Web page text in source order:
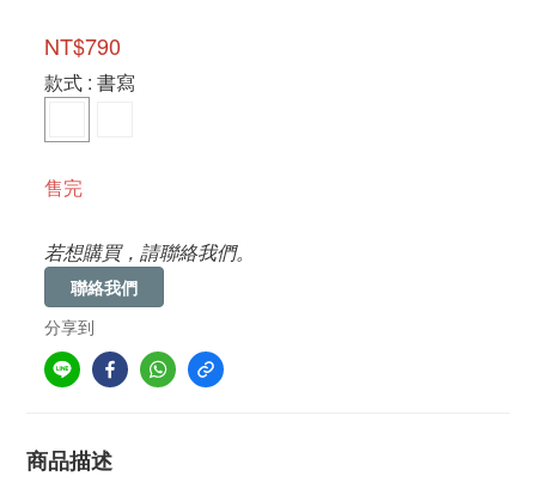
NT$790
款式 : 書寫
售完
若想購買，請聯絡我們。
聯絡我們
分享到
商品描述